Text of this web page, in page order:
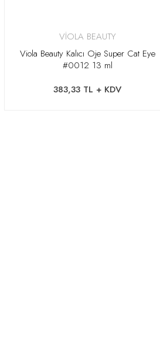
VİOLA BEAUTY
Viola Beauty Kalıcı Oje Super Cat Eye
#0012 13 ml
383,33 TL + KDV